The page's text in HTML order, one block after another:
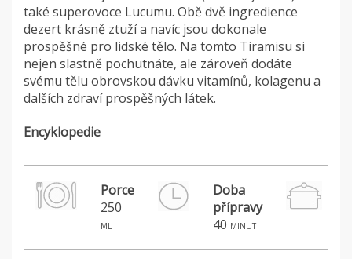
také superovoce Lucumu. Obě dvě ingredience
dezert krásně ztuží a navíc jsou dokonale
prospěšné pro lidské tělo. Na tomto Tiramisu si
nejen slastně pochutnáte, ale zároveň dodáte
svému tělu obrovskou dávku vitamínů, kolagenu a
dalších zdraví prospěšných látek.
Encyklopedie
Porce
250
ml
Doba
přípravy
40 minut